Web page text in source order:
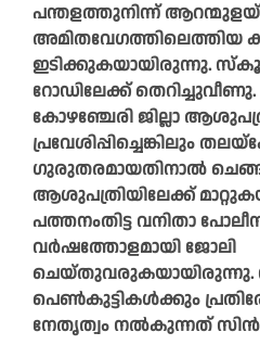
പന്തളത്തുനിന്ന്
അമിതവേഗത്തിലെത്തിയ
ഇടിക്കുകയായിരുന്നു.
റോഡിലേക്ക്
കോഴഞ്ചേരി ജില്ലാ
പ്രവേശിപ്പിച്ചെങ്കിലും
ഗുരുതരമായതിനാല്‍
ആശുപത്രിയിലേക്ക്
പത്തനംതിട്ട വനിതാ
വര്‍ഷത്തോളമായി ജോലി
ചെയ്തുവരുകയായിരുന്നു.
പെണ്‍കുട്ടികള്‍ക്കും
നേതൃത്വം നല്‍കുന്നത്